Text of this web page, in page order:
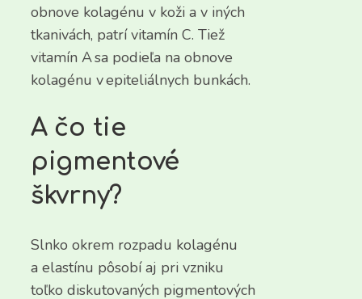
obnove kolagénu v koži a v iných
tkanivách, patrí vitamín C. Tiež
vitamín A sa podieľa na obnove
kolagénu v epiteliálnych bunkách.
A čo tie
pigmentové
škvrny?
Slnko okrem rozpadu kolagénu
a elastínu pôsobí aj pri vzniku
toľko diskutovaných pigmentových